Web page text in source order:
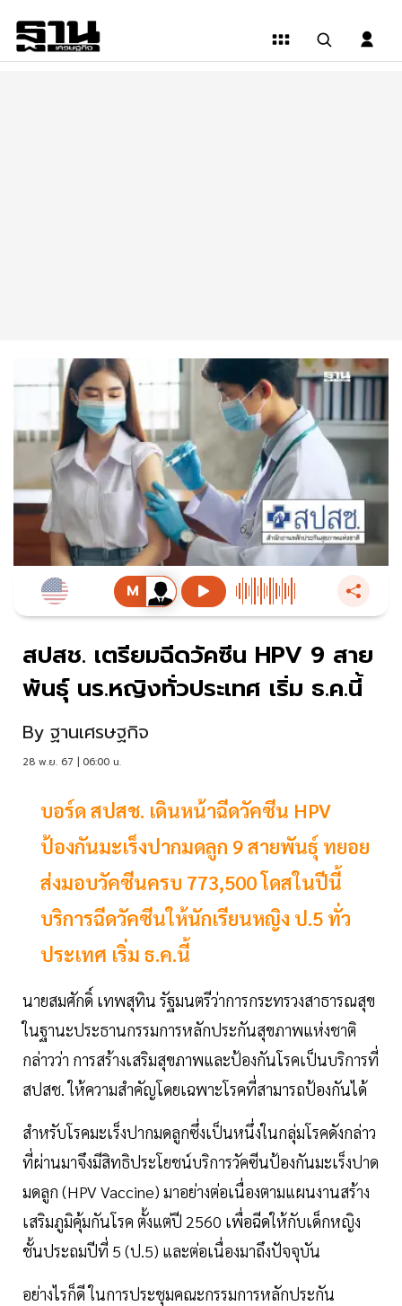
สปสช. เตรียมฉีดวัคซีน HPV 9 สาย
พันธุ์ นร.หญิงทั่วประเทศ เริ่ม ธ.ค.นี้
By ฐานเศรษฐกิจ
28 พ.ย. 67 | 06:00 น.
บอร์ด สปสช. เดินหน้าฉีดวัคซีน HPV
ป้องกันมะเร็งปากมดลูก 9 สายพันธุ์ ทยอย
ส่งมอบวัคซีนครบ 773,500 โดสในปีนี้
บริการฉีดวัคซีนให้นักเรียนหญิง ป.5 ทั่ว
ประเทศ เริ่ม ธ.ค.นี้
นายสมศักดิ์ เทพสุทิน รัฐมนตรีว่าการกระทรวงสาธารณสุข
ในฐานะประธานกรรมการหลักประกันสุขภาพแห่งชาติ
กล่าวว่า การสร้างเสริมสุขภาพและป้องกันโรคเป็นบริการที่
สปสช. ให้ความสำคัญโดยเฉพาะโรคที่สามารถป้องกันได้
สำหรับโรคมะเร็งปากมดลูกซึ่งเป็นหนึ่งในกลุ่มโรคดังกล่าว
ที่ผ่านมาจึงมีสิทธิประโยชน์บริการวัคซีนป้องกันมะเร็งปาด
มดลูก (HPV Vaccine) มาอย่างต่อเนื่องตามแผนงานสร้าง
เสริมภูมิคุ้มกันโรค ตั้งแต่ปี 2560 เพื่อฉีดให้กับเด็กหญิง
ชั้นประถมปีที่ 5 (ป.5) และต่อเนื่องมาถึงปัจจุบัน
อย่างไรก็ดี ในการประชุมคณะกรรมการหลักประกัน